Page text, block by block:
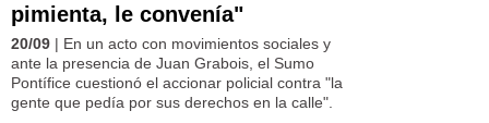
pimienta, le convenía"
20/09 | En un acto con movimientos sociales y
ante la presencia de Juan Grabois, el Sumo
Pontífice cuestionó el accionar policial contra "la
gente que pedía por sus derechos en la calle".